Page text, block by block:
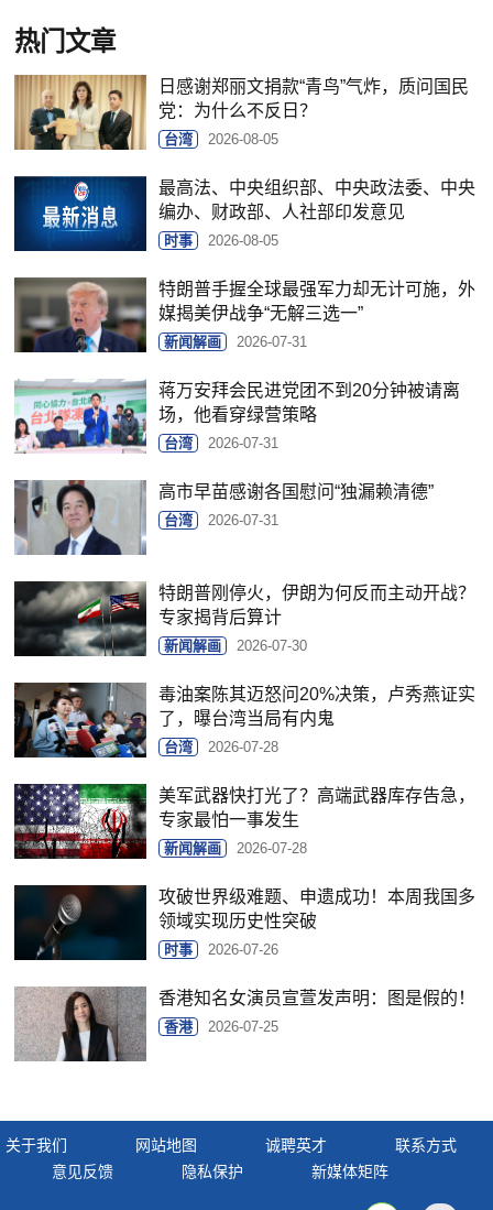
热门文章
日感谢郑丽文捐款“青鸟”气炸，质问国民
党：为什么不反日？
台湾 2026-08-05
最高法、中央组织部、中央政法委、中央
编办、财政部、人社部印发意见
时事 2026-08-05
特朗普手握全球最强军力却无计可施，外
媒揭美伊战争“无解三选一”
新闻解画 2026-07-31
蒋万安拜会民进党团不到20分钟被请离
场，他看穿绿营策略
台湾 2026-07-31
高市早苗感谢各国慰问“独漏赖清德”
台湾 2026-07-31
特朗普刚停火，伊朗为何反而主动开战？
专家揭背后算计
新闻解画 2026-07-30
毒油案陈其迈怒问20%决策，卢秀燕证实
了，曝台湾当局有内鬼
台湾 2026-07-28
美军武器快打光了？高端武器库存告急，
专家最怕一事发生
新闻解画 2026-07-28
攻破世界级难题、申遗成功！本周我国多
领域实现历史性突破
时事 2026-07-26
香港知名女演员宣萱发声明：图是假的！
香港 2026-07-25
关于我们 网站地图 诚聘英才
联系方式
意见反馈
隐私保护 新媒体矩阵